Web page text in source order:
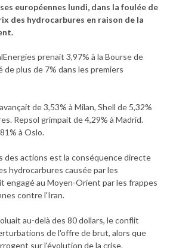
européennes lundi, dans la foulée de
des hydrocarbures en raison de la
prenait 3,97% à la Bourse de
de plus de 7% dans les premiers
de 3,53% à Milan, Shell de 5,32%
Repsol grimpait de 4,29% à Madrid.
à Oslo.
des actions est la conséquence directe
hydrocarbures causée par les
engagé au Moyen-Orient par les frappes
contre l'Iran.
au-delà des 80 dollars, le conflit
de l'offre de brut, alors que
sur l'évolution de la crise.